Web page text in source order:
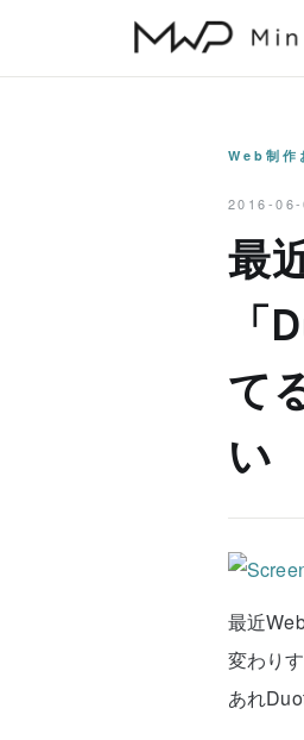
Web制作
2016-06-
最
て
い
最近
変わり
あれ